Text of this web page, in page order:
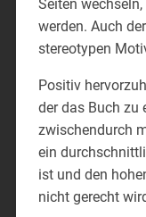
Seiten
werden. Auch
stereotypen
Positiv
der das Buch zu
zwischendurch
ein
ist und den
nicht gerecht